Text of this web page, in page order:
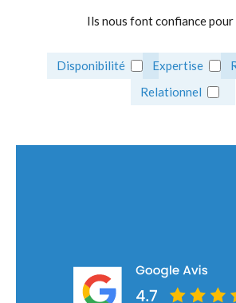
Ils nous font confiance
Disponibilité Expertise
Relationnel